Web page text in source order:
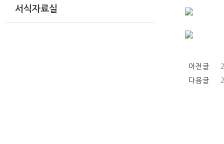
서식자료실
이전글
다음글